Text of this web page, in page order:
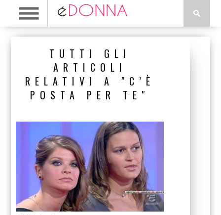
TUTTI GLI
ARTICOLI
RELATIVI A "C’È
POSTA PER TE"